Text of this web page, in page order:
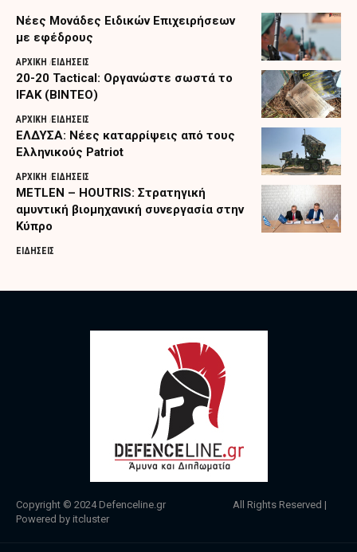
Nέες Μονάδες Ειδικών Επιχειρήσεων
με εφέδρους
ΑΡΧΙΚΗ ΕΙΔΗΣΕΙΣ
20-20 Tactical: Οργανώστε σωστά το
IFAK (ΒΙΝΤΕΟ)
ΑΡΧΙΚΗ ΕΙΔΗΣΕΙΣ
ΕΛΔΥΣΑ: Νέες καταρρίψεις από τους
Ελληνικούς Patriot
ΑΡΧΙΚΗ ΕΙΔΗΣΕΙΣ
METLEN – HOUTRIS: Στρατηγική
αμυντική βιομηχανική συνεργασία στην
Κύπρο
ΕΙΔΗΣΕΙΣ
Copyright © 2024 Defenceline.gr All Rights Reserved |
Powered by itcluster